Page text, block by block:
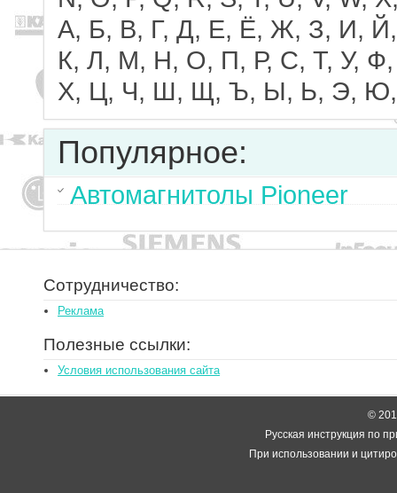
А, Б, В, Г, Д, Е, Ё, Ж, З, И, Й,
К, Л, М, Н, О, П, Р, С, Т, У, Ф,
Х, Ц, Ч, Ш, Щ, Ъ, Ы, Ь, Э,
Популярное:
Автомагнитолы Pioneer
Сотрудничество:
Реклама
Полезные ссылки:
Условия использования сайта
©
Русская инструкция по
При использовании и